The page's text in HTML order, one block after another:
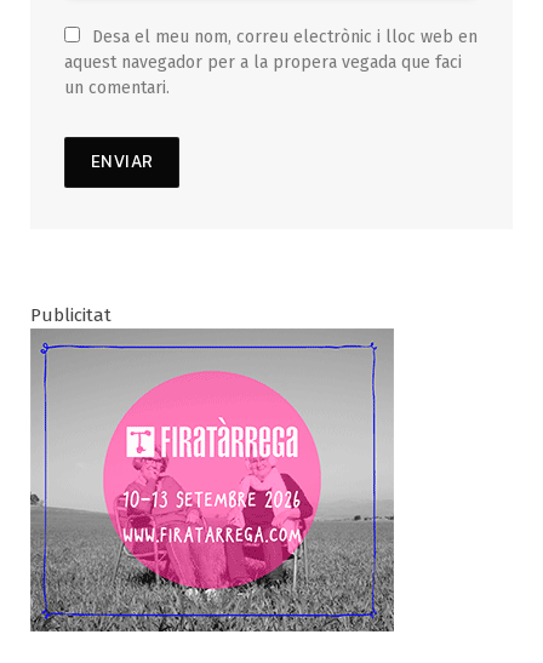
Desa el meu nom, correu electrònic i lloc web en
aquest navegador per a la propera vegada que faci
un comentari.
Publicitat